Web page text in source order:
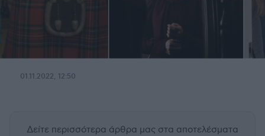
01.11.2022, 12:50
Δείτε περισσότερα άρθρα μας στα αποτελέσματα